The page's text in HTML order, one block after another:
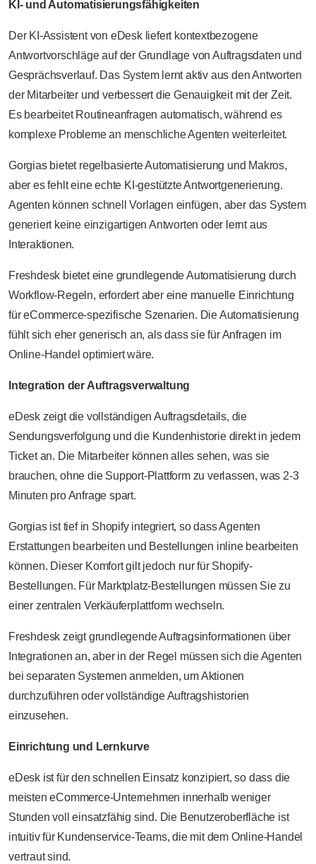
KI- und Automatisierungsfähigkeiten
Der KI-Assistent von eDesk liefert kontextbezogene
Antwortvorschläge auf der Grundlage von Auftragsdaten und
Gesprächsverlauf. Das System lernt aktiv aus den Antworten
der Mitarbeiter und verbessert die Genauigkeit mit der Zeit.
Es bearbeitet Routineanfragen automatisch, während es
komplexe Probleme an menschliche Agenten weiterleitet.
Gorgias bietet regelbasierte Automatisierung und Makros,
aber es fehlt eine echte KI-gestützte Antwortgenerierung.
Agenten können schnell Vorlagen einfügen, aber das System
generiert keine einzigartigen Antworten oder lernt aus
Interaktionen.
Freshdesk bietet eine grundlegende Automatisierung durch
Workflow-Regeln, erfordert aber eine manuelle Einrichtung
für eCommerce-spezifische Szenarien. Die Automatisierung
fühlt sich eher generisch an, als dass sie für Anfragen im
Online-Handel optimiert wäre.
Integration der Auftragsverwaltung
eDesk zeigt die vollständigen Auftragsdetails, die
Sendungsverfolgung und die Kundenhistorie direkt in jedem
Ticket an. Die Mitarbeiter können alles sehen, was sie
brauchen, ohne die Support-Plattform zu verlassen, was 2-3
Minuten pro Anfrage spart.
Gorgias ist tief in Shopify integriert, so dass Agenten
Erstattungen bearbeiten und Bestellungen inline bearbeiten
können. Dieser Komfort gilt jedoch nur für Shopify-
Bestellungen. Für Marktplatz-Bestellungen müssen Sie zu
einer zentralen Verkäuferplattform wechseln.
Freshdesk zeigt grundlegende Auftragsinformationen über
Integrationen an, aber in der Regel müssen sich die Agenten
bei separaten Systemen anmelden, um Aktionen
durchzuführen oder vollständige Auftragshistorien
einzusehen.
Einrichtung und Lernkurve
eDesk ist für den schnellen Einsatz konzipiert, so dass die
meisten eCommerce-Unternehmen innerhalb weniger
Stunden voll einsatzfähig sind. Die Benutzeroberfläche ist
intuitiv für Kundenservice-Teams, die mit dem Online-Handel
vertraut sind.